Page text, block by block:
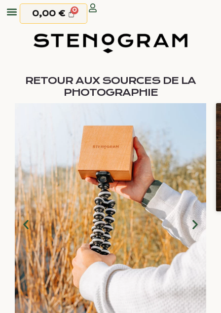
0,00 €
RETOUR AUX SOURCES DE LA
PHOTOGRAPHIE